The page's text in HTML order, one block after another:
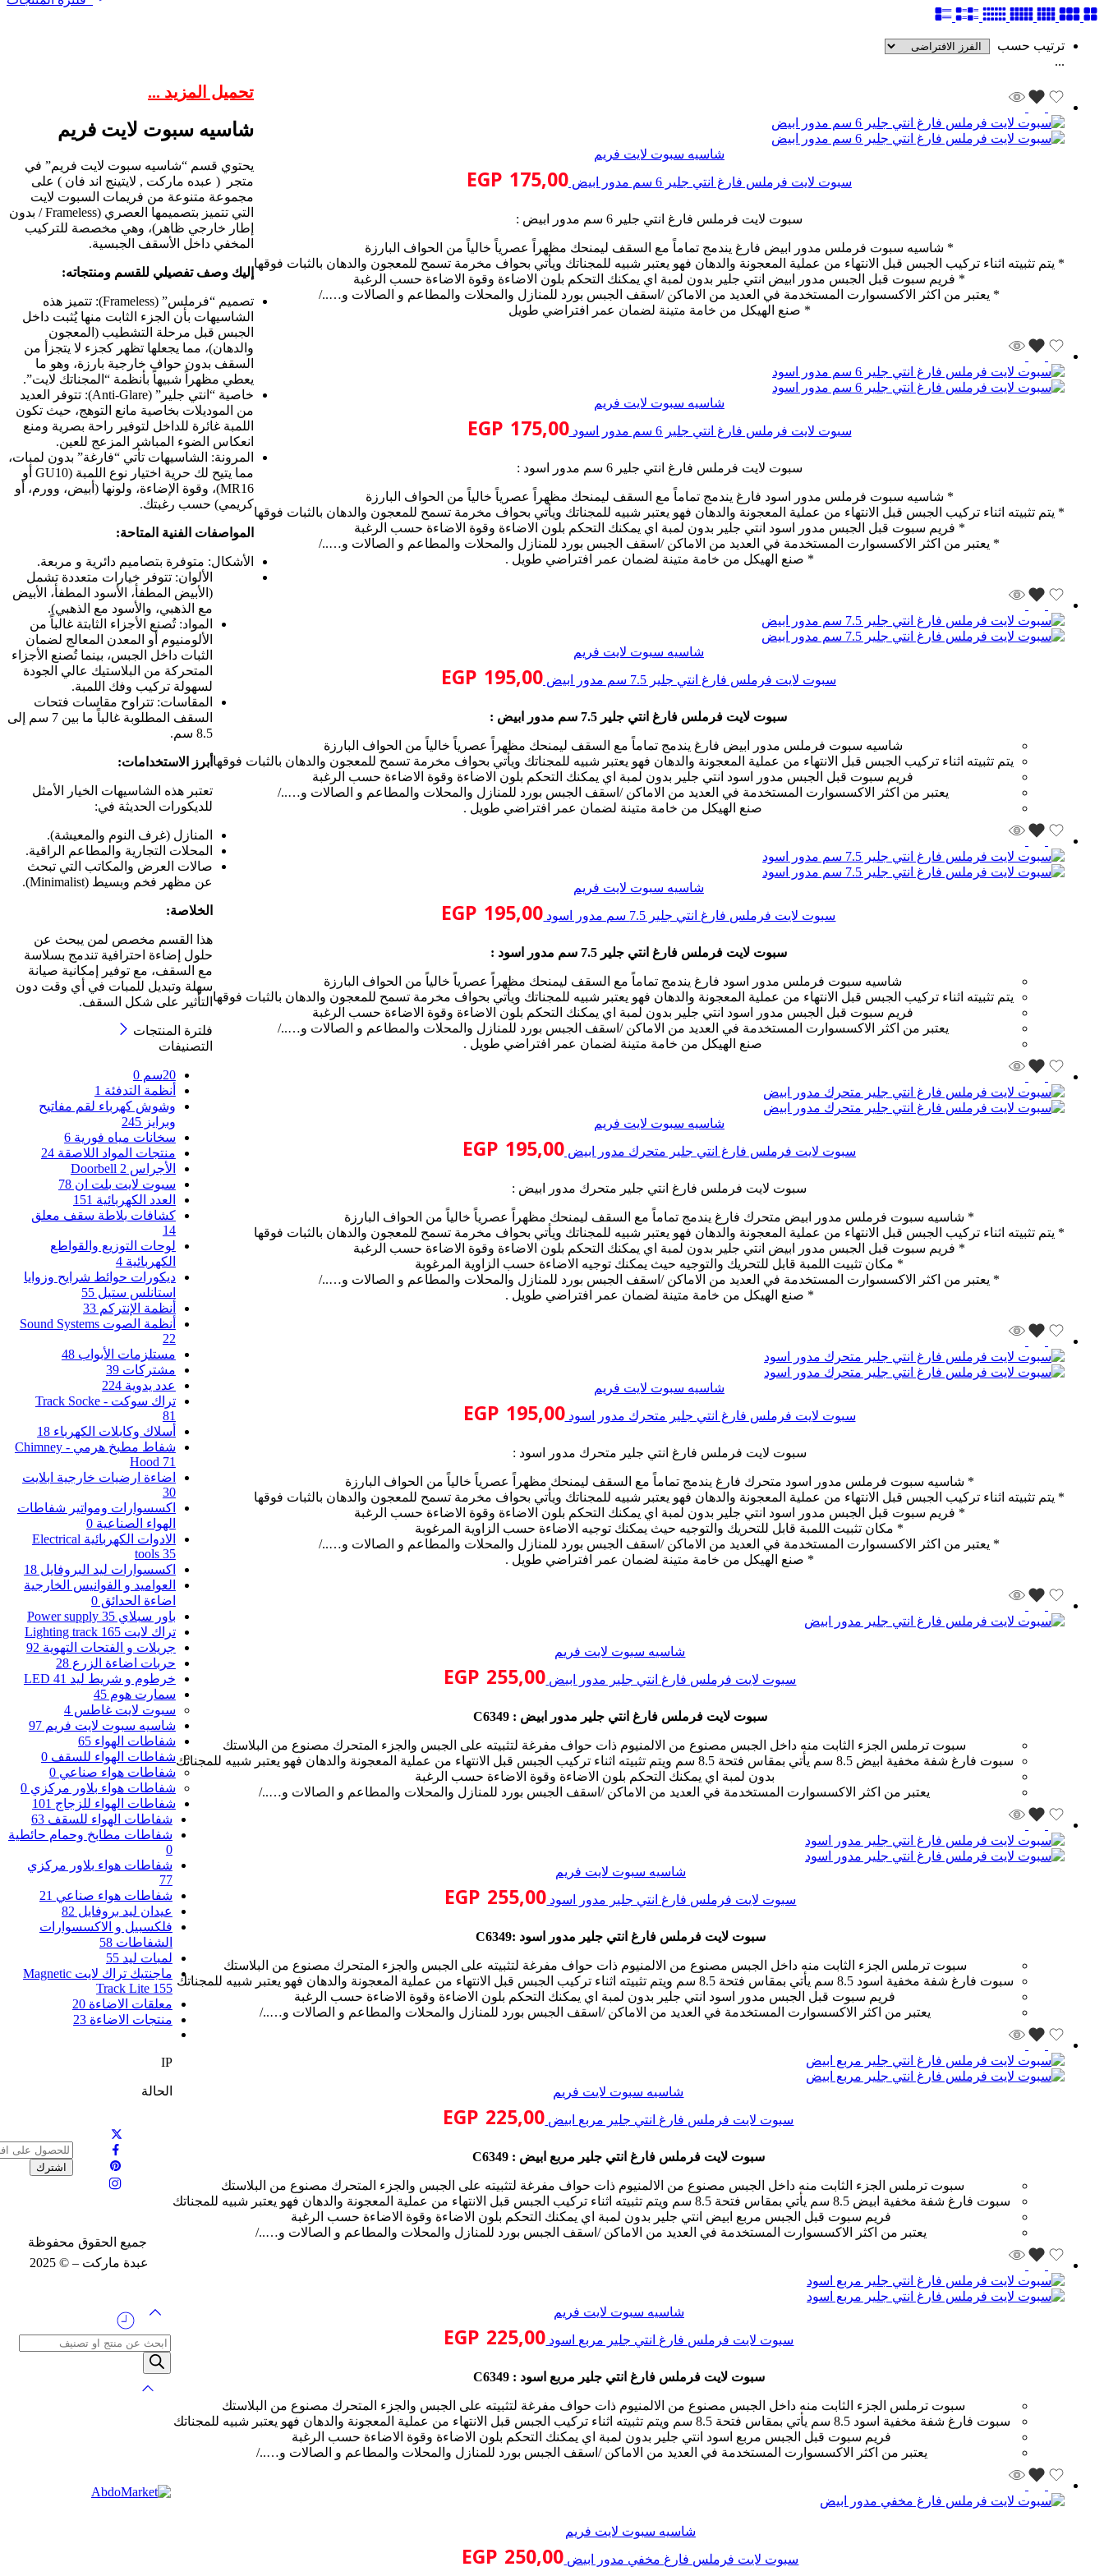
ترتيب حسب
...
شاسيه سبوت لايت فريم
سبوت لايت فرملس فارغ انتي جلير 6 سم مدور ابيض
175,00
EGP
سبوت لايت فرملس فارغ انتي جلير 6 سم مدور ابيض :
* شاسيه سبوت فرملس مدور ابيض فارغ يندمج تماماً مع السقف ليمنحك مظهراً عصرياً خالياً من الحواف البارزة
* يتم تثبيته اثناء تركيب الجبس قبل الانتهاء من عملية المعجونة والدهان فهو يعتبر شبيه للمجناتك ويأتي بحواف مخرمة تسمح للمعجون والدهان بالثبات فوقها
* فريم سبوت قبل الجبس مدور ابيض انتي جلير بدون لمبة اي يمكنك التحكم بلون الاضاءة وقوة الاضاءة حسب الرغبة
* يعتبر من اكثر الاكسسوارت المستخدمة في العديد من الاماكن /اسقف الجبس بورد للمنازل والمحلات والمطاعم و الصالات و…../
* صنع الهيكل من خامة متينة لضمان عمر افتراضي طويل
شاسيه سبوت لايت فريم
سبوت لايت فرملس فارغ انتي جلير 6 سم مدور اسود
175,00
EGP
سبوت لايت فرملس فارغ انتي جلير 6 سم مدور اسود :
* شاسيه سبوت فرملس مدور اسود فارغ يندمج تماماً مع السقف ليمنحك مظهراً عصرياً خالياً من الحواف البارزة
* يتم تثبيته اثناء تركيب الجبس قبل الانتهاء من عملية المعجونة والدهان فهو يعتبر شبيه للمجناتك ويأتي بحواف مخرمة تسمح للمعجون والدهان بالثبات فوقها
* فريم سبوت قبل الجبس مدور اسود انتي جلير بدون لمبة اي يمكنك التحكم بلون الاضاءة وقوة الاضاءة حسب الرغبة
* يعتبر من اكثر الاكسسوارت المستخدمة في العديد من الاماكن /اسقف الجبس بورد للمنازل والمحلات والمطاعم و الصالات و…../
* صنع الهيكل من خامة متينة لضمان عمر افتراضي طويل .
شاسيه سبوت لايت فريم
سبوت لايت فرملس فارغ انتي جلير 7.5 سم مدور ابيض
195,00
EGP
سبوت لايت فرملس فارغ انتي جلير 7.5 سم مدور ابيض :
شاسيه سبوت فرملس مدور ابيض فارغ يندمج تماماً مع السقف ليمنحك مظهراً عصرياً خالياً من الحواف البارزة
يتم تثبيته اثناء تركيب الجبس قبل الانتهاء من عملية المعجونة والدهان فهو يعتبر شبيه للمجناتك ويأتي بحواف مخرمة تسمح للمعجون والدهان بالثبات فوقها
فريم سبوت قبل الجبس مدور اسود انتي جلير بدون لمبة اي يمكنك التحكم بلون الاضاءة وقوة الاضاءة حسب الرغبة
يعتبر من اكثر الاكسسوارت المستخدمة في العديد من الاماكن /اسقف الجبس بورد للمنازل والمحلات والمطاعم و الصالات و…../
صنع الهيكل من خامة متينة لضمان عمر افتراضي طويل .
شاسيه سبوت لايت فريم
سبوت لايت فرملس فارغ انتي جلير 7.5 سم مدور اسود
195,00
EGP
سبوت لايت فرملس فارغ انتي جلير 7.5 سم مدور اسود :
شاسيه سبوت فرملس مدور اسود فارغ يندمج تماماً مع السقف ليمنحك مظهراً عصرياً خالياً من الحواف البارزة
يتم تثبيته اثناء تركيب الجبس قبل الانتهاء من عملية المعجونة والدهان فهو يعتبر شبيه للمجناتك ويأتي بحواف مخرمة تسمح للمعجون والدهان بالثبات فوقها
فريم سبوت قبل الجبس مدور اسود انتي جلير بدون لمبة اي يمكنك التحكم بلون الاضاءة وقوة الاضاءة حسب الرغبة
يعتبر من اكثر الاكسسوارت المستخدمة في العديد من الاماكن /اسقف الجبس بورد للمنازل والمحلات والمطاعم و الصالات و…../
صنع الهيكل من خامة متينة لضمان عمر افتراضي طويل .
شاسيه سبوت لايت فريم
سبوت لايت فرملس فارغ انتي جلير متحرك مدور ابيض 195,00
EGP
سبوت لايت فرملس فارغ انتي جلير متحرك مدور ابيض :
* شاسيه سبوت فرملس مدور ابيض متحرك فارغ يندمج تماماً مع السقف ليمنحك مظهراً عصرياً خالياً من الحواف البارزة
* يتم تثبيته اثناء تركيب الجبس قبل الانتهاء من عملية المعجونة والدهان فهو يعتبر شبيه للمجناتك ويأتي بحواف مخرمة تسمح للمعجون والدهان بالثبات فوقها
* فريم سبوت قبل الجبس مدور ابيض انتي جلير بدون لمبة اي يمكنك التحكم بلون الاضاءة وقوة الاضاءة حسب الرغبة
* مكان تثبيت اللمبة قابل للتحريك والتوجيه حيث يمكنك توجيه الاضاءة حسب الزاوية المرغوبة
* يعتبر من اكثر الاكسسوارت المستخدمة في العديد من الاماكن /اسقف الجبس بورد للمنازل والمحلات والمطاعم و الصالات و…../
* صنع الهيكل من خامة متينة لضمان عمر افتراضي طويل .
شاسيه سبوت لايت فريم
سبوت لايت فرملس فارغ انتي جلير متحرك مدور اسود195,00
EGP
سبوت لايت فرملس فارغ انتي جلير متحرك مدور اسود :
* شاسيه سبوت فرملس مدور اسود متحرك فارغ يندمج تماماً مع السقف ليمنحك مظهراً عصرياً خالياً من الحواف البارزة
* يتم تثبيته اثناء تركيب الجبس قبل الانتهاء من عملية المعجونة والدهان فهو يعتبر شبيه للمجناتك ويأتي بحواف مخرمة تسمح للمعجون والدهان بالثبات فوقها
* فريم سبوت قبل الجبس مدور اسود انتي جلير بدون لمبة اي يمكنك التحكم بلون الاضاءة وقوة الاضاءة حسب الرغبة
* مكان تثبيت اللمبة قابل للتحريك والتوجيه حيث يمكنك توجيه الاضاءة حسب الزاوية المرغوبة
* يعتبر من اكثر الاكسسوارت المستخدمة في العديد من الاماكن /اسقف الجبس بورد للمنازل والمحلات والمطاعم و الصالات و…../
* صنع الهيكل من خامة متينة لضمان عمر افتراضي طويل .
شاسيه سبوت لايت فريم
سبوت لايت فرملس فارغ انتي جلير مدور ابيض 255,00
EGP
سبوت لايت فرملس فارغ انتي جلير مدور ابيض : C6349
سبوت ترملس الجزء الثابت منه داخل الجبس مصنوع من الالمنيوم ذات حواف مفرغة لتثبيته على الجبس والجزء المتحرك مصنوع من البلاستك
سبوت فارغ شفة مخفية ابيض 8.5 سم يأتي بمقاس فتحة 8.5 سم ويتم تثبيته اثناء تركيب الجبس قبل الانتهاء من عملية المعجونة والدهان فهو يعتبر شبيه للمجناتك
بدون لمبة اي يمكنك التحكم بلون الاضاءة وقوة الاضاءة حسب الرغبة
يعتبر من اكثر الاكسسوارت المستخدمة في العديد من الاماكن /اسقف الجبس بورد للمنازل والمحلات والمطاعم و الصالات و…../
شاسيه سبوت لايت فريم
سبوت لايت فرملس فارغ انتي جلير مدور اسود 255,00
EGP
سبوت لايت فرملس فارغ انتي جلير مدور اسود :C6349
سبوت ترملس الجزء الثابت منه داخل الجبس مصنوع من الالمنيوم ذات حواف مفرغة لتثبيته على الجبس والجزء المتحرك مصنوع من البلاستك
سبوت فارغ شفة مخفية اسود 8.5 سم يأتي بمقاس فتحة 8.5 سم ويتم تثبيته اثناء تركيب الجبس قبل الانتهاء من عملية المعجونة والدهان فهو يعتبر شبيه للمجناتك
فريم سبوت قبل الجبس مدور اسود انتي جلير بدون لمبة اي يمكنك التحكم بلون الاضاءة وقوة الاضاءة حسب الرغبة
يعتبر من اكثر الاكسسوارت المستخدمة في العديد من الاماكن /اسقف الجبس بورد للمنازل والمحلات والمطاعم و الصالات و…../
شاسيه سبوت لايت فريم
سبوت لايت فرملس فارغ انتي جلير مربع ابيض 225,00
EGP
سبوت لايت فرملس فارغ انتي جلير مربع ابيض : C6349
سبوت ترملس الجزء الثابت منه داخل الجبس مصنوع من الالمنيوم ذات حواف مفرغة لتثبيته على الجبس والجزء المتحرك مصنوع من البلاستك
سبوت فارغ شفة مخفية ابيض 8.5 سم يأتي بمقاس فتحة 8.5 سم ويتم تثبيته اثناء تركيب الجبس قبل الانتهاء من عملية المعجونة والدهان فهو يعتبر شبيه للمجناتك
فريم سبوت قبل الجبس مربع ابيض انتي جلير بدون لمبة اي يمكنك التحكم بلون الاضاءة وقوة الاضاءة حسب الرغبة
يعتبر من اكثر الاكسسوارت المستخدمة في العديد من الاماكن /اسقف الجبس بورد للمنازل والمحلات والمطاعم و الصالات و…../
شاسيه سبوت لايت فريم
سبوت لايت فرملس فارغ انتي جلير مربع اسود 225,00
EGP
سبوت لايت فرملس فارغ انتي جلير مربع اسود : C6349
سبوت ترملس الجزء الثابت منه داخل الجبس مصنوع من الالمنيوم ذات حواف مفرغة لتثبيته على الجبس والجزء المتحرك مصنوع من البلاستك
سبوت فارغ شفة مخفية اسود 8.5 سم يأتي بمقاس فتحة 8.5 سم ويتم تثبيته اثناء تركيب الجبس قبل الانتهاء من عملية المعجونة والدهان فهو يعتبر شبيه للمجناتك
فريم سبوت قبل الجبس مربع اسود انتي جلير بدون لمبة اي يمكنك التحكم بلون الاضاءة وقوة الاضاءة حسب الرغبة
يعتبر من اكثر الاكسسوارت المستخدمة في العديد من الاماكن /اسقف الجبس بورد للمنازل والمحلات والمطاعم و الصالات و…../
شاسيه سبوت لايت فريم
سبوت لايت فرملس فارغ مخفي مدور ابيض 250,00
EGP
تحميل المزيد ...
شاسيه سبوت لايت فريم
يحتوي قسم “شاسيه سبوت لايت فريم” في
متجر ( عبده ماركت , لايتينج اند فان ) على
مجموعة متنوعة من فريمات السبوت لايت
التي تتميز بتصميمها العصري (Frameless / بدون
إطار خارجي ظاهر)، وهي مخصصة للتركيب
المخفي داخل الأسقف الجبسية.
​إليك وصف تفصيلي للقسم ومنتجاته:
تصميم “فرملس” (Frameless): تتميز هذه
الشاسيهات بأن الجزء الثابت منها يُثبت داخل
الجبس قبل مرحلة التشطيب (المعجون
والدهان)، مما يجعلها تظهر كجزء لا يتجزأ من
السقف بدون حواف خارجية بارزة، وهو ما
يعطي مظهراً شبيهاً بأنظمة “المجناتك لايت”.
​خاصية “انتي جلير” (Anti-Glare): تتوفر العديد
من الموديلات بخاصية مانع التوهج، حيث تكون
اللمبة غائرة للداخل لتوفير راحة بصرية ومنع
انعكاس الضوء المباشر المزعج للعين.
​المرونة: الشاسيهات تأتي “فارغة” بدون لمبات،
مما يتيح لك حرية اختيار نوع اللمبة (GU10 أو
MR16)، وقوة الإضاءة، ولونها (أبيض، وورم، أو
كريمي) حسب رغبتك.
​المواصفات الفنية المتاحة:
​الأشكال: متوفرة بتصاميم دائرية و مربعة.
​الألوان: تتوفر خيارات متعددة تشمل
(الأبيض المطفأ، الأسود المطفأ، الأبيض
مع الذهبي، والأسود مع الذهبي).
المواد: تُصنع الأجزاء الثابتة غالباً من
الألومنيوم أو المعدن المعالج لضمان
الثبات داخل الجبس، بينما تُصنع الأجزاء
المتحركة من البلاستيك عالي الجودة
لسهولة تركيب وفك اللمبة.
المقاسات: تتراوح مقاسات فتحات
السقف المطلوبة غالباً ما بين 7 سم إلى
8.5 سم.
​أبرز الاستخدامات:
​تعتبر هذه الشاسيهات الخيار الأمثل
للديكورات الحديثة في:
​المنازل (غرف النوم والمعيشة).
المحلات التجارية والمطاعم الراقية.
صالات العرض والمكاتب التي تبحث
عن مظهر فخم وبسيط (Minimalist).
​الخلاصة:
هذا القسم مخصص لمن يبحث عن
حلول إضاءة احترافية تندمج بسلاسة
مع السقف، مع توفير إمكانية صيانة
سهلة وتبديل للمبات في أي وقت دون
التأثير على شكل السقف.
فلترة المنتجات
التصنيفات
20سم
0
أنظمة التدفئة 1
وشوش كهرباء لقم مفاتيح
وبرايز245
سخانات مياه فورية6
منتجات المواد اللاصقة24
الأجراس Doorbell 2
سبوت لايت بلت ان78
العدد الكهربائية 151
كشافات بلاطة سقف معلق
14
لوحات التوزيع والقواطع
الكهربائية4
ديكورات حوائط شرايح وزوايا
استانلس ستيل55
أنظمة الإنتركم33
أنظمة الصوت Sound Systems
22
مستلزمات الأبواب48
مشتركات39
عدد يدوية224
تراك سوكت - Track Socke
81
أسلاك وكابلات الكهرباء18
شفاط مطبخ هرمي - Chimney
Hood 71
اضاءة ارضيات خارجية ابلايت
30
اكسسوارات ومواتير شفاطات
الهواء الصناعية0
الادوات الكهربائية Electrical
tools 35
اكسسوارات ليد البروفايل18
العواميد و الفوانيس الخارجية
اضاءة الحدائق0
باور سبلاي Power supply35
تراك لايت Lighting track165
جريلات و الفتحات التهوية 92
حربات اضاءة الزرع28
خرطوم و شريط ليد LED 41
سمارت هوم45
سبوت لايت غاطس4
شاسيه سبوت لايت فريم97
شفاطات الهواء65
شفاطات الهواء للسقف0
شفاطات هواء صناعي0
شفاطات هواء بلاور مركزي0
شفاطات الهواء للزجاج 101
شفاطات الهواء للسقف63
شفاطات مطابخ وحمام حائطية
0
شفاطات هواء بلاور مركزي
77
شفاطات هواء صناعي 21
عيدان ليد بروفايل 82
فلكسبيل و الاكسسوارات
الشفاطات58
لمبات ليد55
ماجنتيك تراك لايت Magnetic
Track Lite 155
معلقات الاضاءة20
منتجات الاضاءة23
IP
الحالة
جميع الحقوق محفوظة
عبدة ماركت – © 2025